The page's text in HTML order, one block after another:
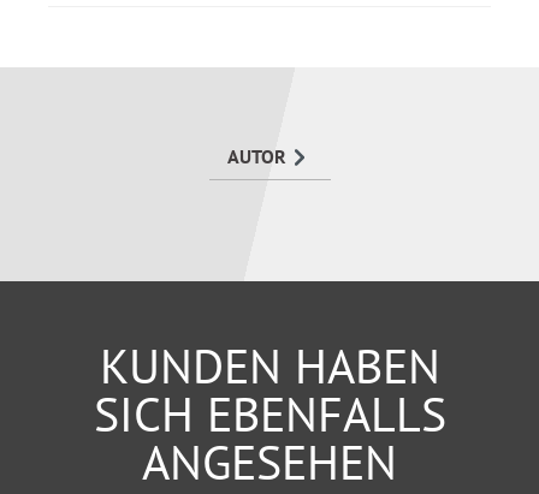
AUTOR
KUNDEN HABEN
SICH EBENFALLS
ANGESEHEN